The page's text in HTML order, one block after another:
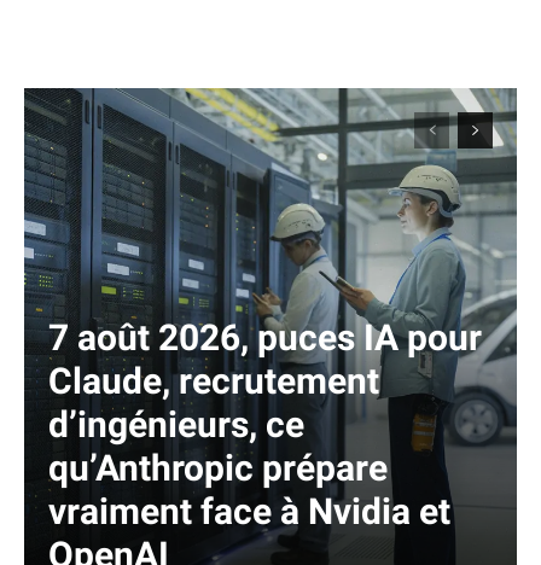
7 août 2026, puces IA pour
Claude, recrutement
d’ingénieurs, ce
qu’Anthropic prépare
vraiment face à Nvidia et
OpenAI